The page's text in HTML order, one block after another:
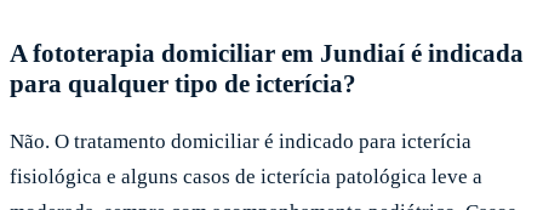
A fototerapia domiciliar em Jundiaí é indicada
para qualquer tipo de icterícia?
Não. O tratamento domiciliar é indicado para icterícia
fisiológica e alguns casos de icterícia patológica leve a